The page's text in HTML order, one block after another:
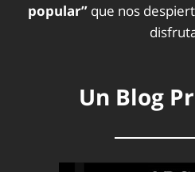
popular” que nos
Un Blog